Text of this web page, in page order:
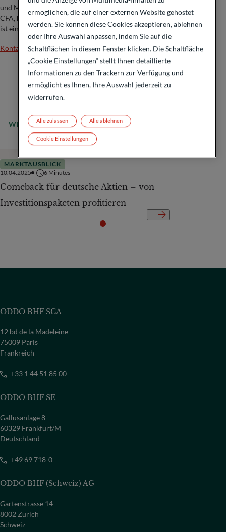
und Mandate für deutsche Aktien gemanagt hat. Christoph Ohme,
CFA, hat ein Studium an der Universität Karlsruhe absolviert. Er
ist ein zertifizierter ESG-Analyst der DVFA.
Kontakt
WEITERLESEN
MARKTAUSBLICK
10.04.2025
6 Minutes
Comeback für deutsche Aktien – von
Investitionspaketen profitieren
ODDO BHF SCA
12 bd de la Madeleine
75009 Paris
Frankreich
+33 1 44 51 85 00
ODDO BHF SE
Gallusanlage 8
60329 Frankfurt/M
Deutschland
+49 69 718-0
ODDO BHF (Schweiz) AG
Gartenstrasse 14
8002 Zürich
Schweiz
ermöglichen, die auf einer externen Website gehostet
werden. Sie können diese Cookies akzeptieren, ablehnen
oder Ihre Auswahl anpassen, indem Sie auf die
Schaltflächen in diesem Fenster klicken. Die Schaltfläche
„Cookie Einstellungen“ stellt Ihnen detaillierte
Informationen zu den Trackern zur Verfügung und
ermöglicht es Ihnen, Ihre Auswahl jederzeit zu
widerrufen.
Alle ablehnen
Alle zulassen
Cookie Einstellungen